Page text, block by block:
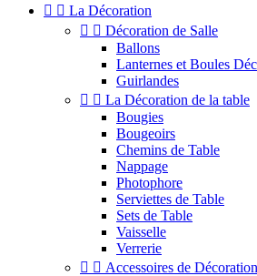
  La Décoration
  Décoration de Salle
Ballons
Lanternes et Boules
Guirlandes
  La Décoration de la table
Bougies
Bougeoirs
Chemins de Table
Nappage
Photophore
Serviettes de Table
Sets de Table
Vaisselle
Verrerie
  Accessoires de Décoration